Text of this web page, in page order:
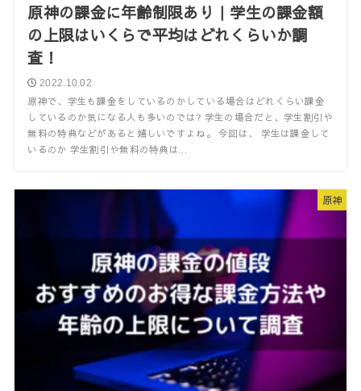
原神の課金に年齢制限あり｜学生の課金額
の上限はいくらで平均はどれくらいか調
査！
2022.10.02
原神で、学生も課金をしているのかしている場合はどれくらい課金
しているのか気になる人も多いのでは? 学生の場合だと、学生割引や
無料の特典などがあると嬉しいですよね。 今回は、 学生は課金して
いるのか 学生割引や無料の特典は...
原神